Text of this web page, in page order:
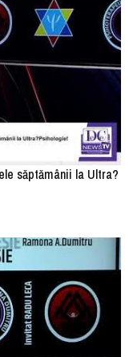
săptămânii la Ultra?